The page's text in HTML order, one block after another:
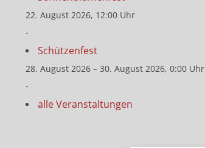
22. August 2026, 12:00 Uhr
-
Schützenfest
28. August 2026 – 30. August 2026, 0:00 Uhr
-
alle Veranstaltungen